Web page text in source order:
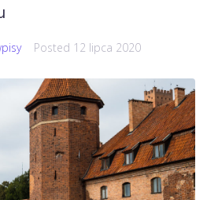
Posted 12 lipca 2020